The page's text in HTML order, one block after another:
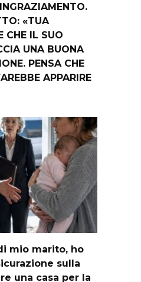
«TUA
CHE IL SUO
UNA BUONA
PENSA CHE
APPARIRE
mio marito, ho
sulla
una casa per la